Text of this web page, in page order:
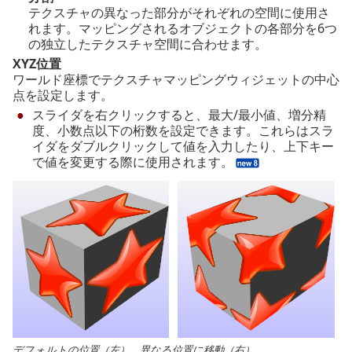
テクスチャの異なった部分がそれぞれの空間に使用さ
れます。マッピングされるオブジェクトの各部分を6つ
の独立したテクスチャ空間に合わせます。
XYZ位置
ワールド座標でテクスチャマッピングウィジェットの中心
点を設定します。
スライダを右クリックすると、最大/最小値、増分精
度、小数点以下の桁数を設定できます。これらはスラ
イダをダブルクリックして値を入力したり、上下キー
で値を変更する際に使用されます。